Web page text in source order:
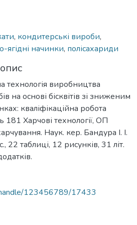
, кондитерські вироби,
ягідні начинки, полісахариди
технологія виробництва
на основі бісквітів зі зниженим
кваліфікаційна робота
181 Харчові технології, ОП
Наук. кер. Бандура І. І.
22 таблиці, 12 рисунків, 31 літ.
123456789/17433